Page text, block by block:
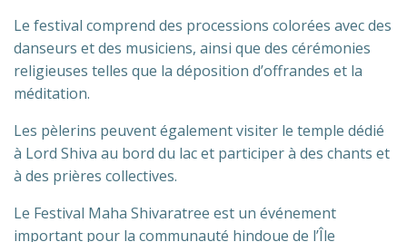
Le festival comprend des processions colorées avec des
danseurs et des musiciens, ainsi que des cérémonies
religieuses telles que la déposition d’offrandes et la
méditation.
Les pèlerins peuvent également visiter le temple dédié
à Lord Shiva au bord du lac et participer à des chants et
à des prières collectives.
Le Festival Maha Shivaratree est un événement
important pour la communauté hindoue de l’Île